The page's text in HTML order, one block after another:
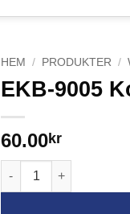
HEM / PRODUKTER /
EKB-9005
60.00kr
EKB-9005